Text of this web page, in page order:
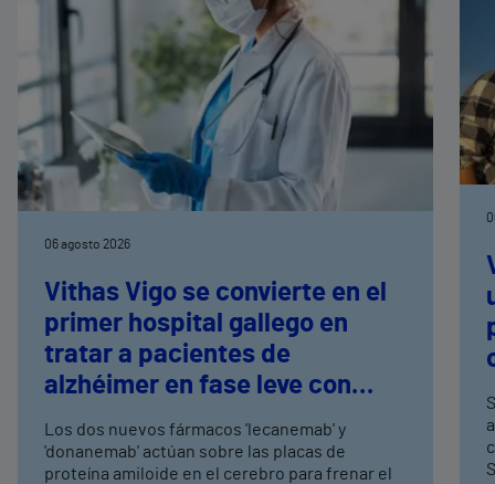
06 agosto 2026
Vithas Vigo se convierte en el
primer hospital gallego en
tratar a pacientes de
alzhéimer en fase leve con
terapias antiamiloide
Los dos nuevos fármacos 'lecanemab' y
'donanemab' actúan sobre las placas de
proteína amiloide en el cerebro para frenar el